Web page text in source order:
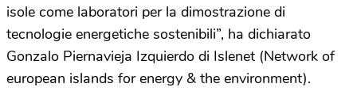
isole come laboratori per la dimostrazione di
tecnologie energetiche sostenibili”, ha dichiarato
Gonzalo Piernavieja Izquierdo di Islenet (Network of
european islands for energy & the environment).